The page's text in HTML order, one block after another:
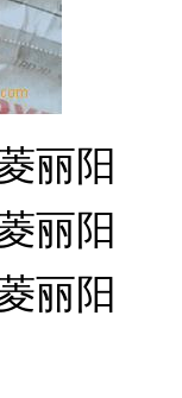
丽阳
丽阳
丽阳